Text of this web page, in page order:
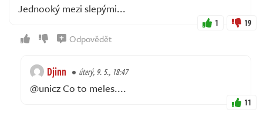
Jednooký mezi slepými...
1 19
Odpovědět
Djinn úterý, 9. 5., 18:47
@unicz Co to meles....
11